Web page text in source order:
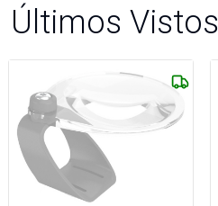
Últimos Vistos